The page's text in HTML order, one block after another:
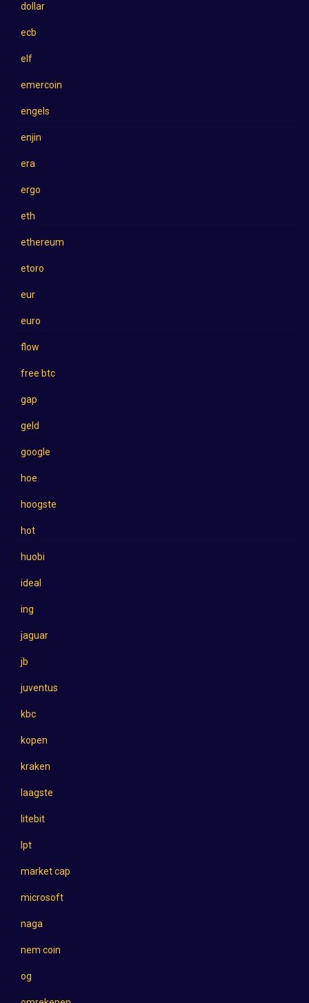
dollar
ecb
elf
emercoin
engels
enjin
era
ergo
eth
ethereum
etoro
eur
euro
flow
free btc
gap
geld
google
hoe
hoogste
hot
huobi
ideal
ing
jaguar
jb
juventus
kbc
kopen
kraken
laagste
litebit
lpt
market cap
microsoft
naga
nem coin
og